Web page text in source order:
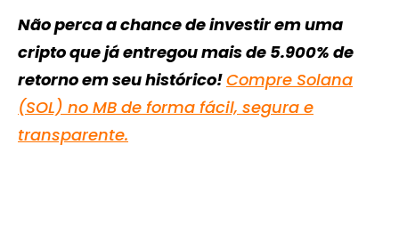
Não perca a chance de investir em uma
cripto que já entregou mais de 5.900% de
retorno em seu histórico!Compre Solana
(SOL) no MB de forma fácil, segura e
transparente.